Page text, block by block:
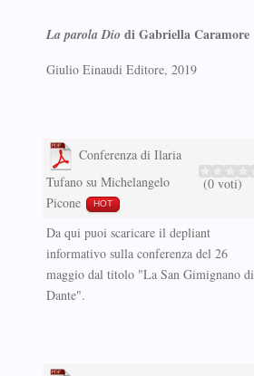
La parola Dio di Gabriella Caramore
Giulio Einaudi Editore, 2019
Conferenza di Ilaria
Tufano su Michelangelo
Picone
HOT
(0 voti)
Da qui puoi scaricare il depliant
informativo sulla conferenza del 26
maggio dal titolo "La San Gimignano di
Dante".